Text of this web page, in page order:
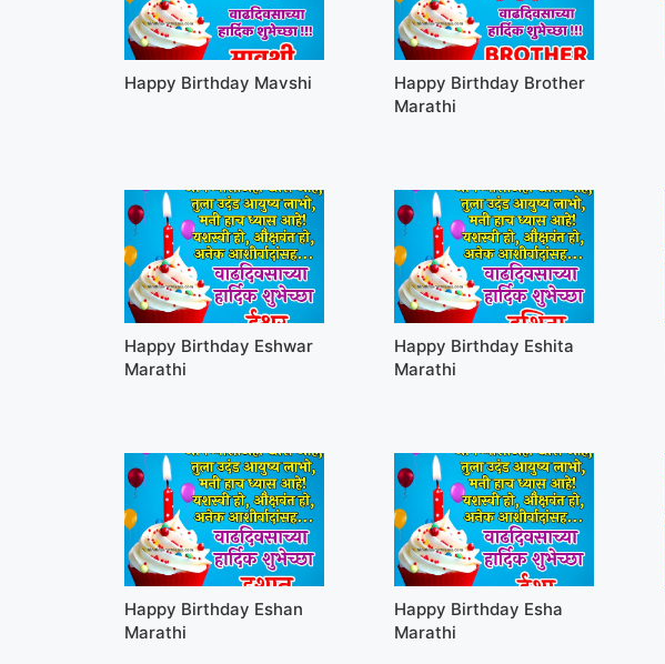
Happy Birthday Mavshi
Happy Birthday Brother
Marathi
Happy Birthday Eshwar
Marathi
Happy Birthday Eshita
Marathi
Happy Birthday Eshan
Marathi
Happy Birthday Esha
Marathi